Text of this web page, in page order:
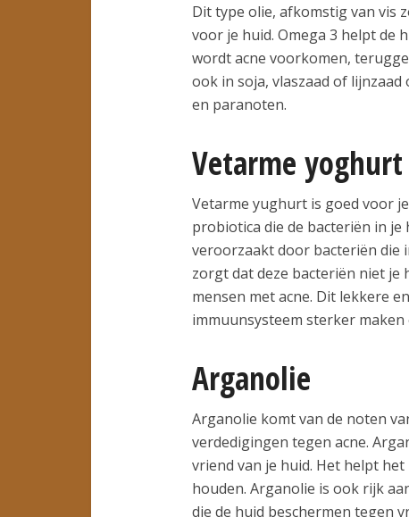
Dit type olie, afkomstig van vis
voor je huid. Omega 3 helpt de
wordt acne voorkomen,
ook in soja, vlaszaad of
en paranoten.
Vetarme yoghurt
Vetarme yughurt is goed voor
probiotica die de bacteriën in je
veroorzaakt door bacteriën die
zorgt dat deze bacteriën niet je
mensen met acne. Dit lekkere
immuunsysteem sterker
Arganolie
Arganolie komt van de noten
verdedigingen tegen acne.
vriend van je huid. Het helpt
houden. Arganolie is ook rijk
die de huid beschermen tegen